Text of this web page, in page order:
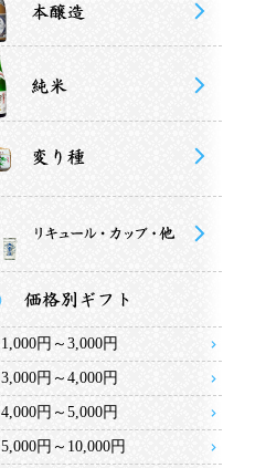
1,000円～3,000円
3,000円～4,000円
4,000円～5,000円
5,000円～10,000円